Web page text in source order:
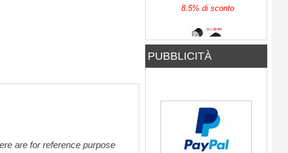
Kleps 30 puntale a siringa
10.76€
di accoppiamento NERO
0.29€
8.5% di sconto
Antivibrante (Silent Block)
38.8% di sconto
PUBBLICITÀ